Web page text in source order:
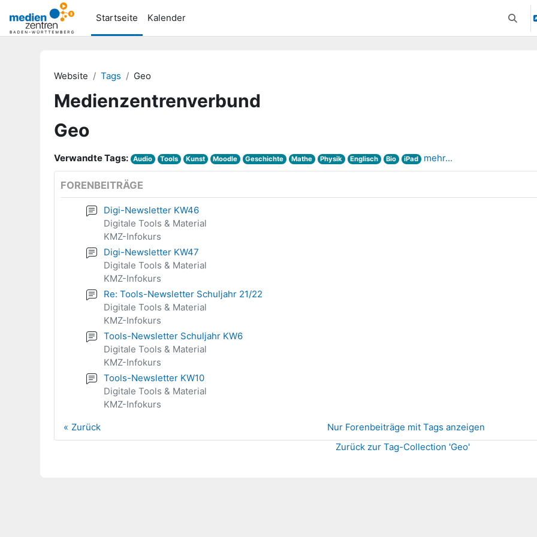
Zum Hauptinhalt
Startseite
Kalender
Website Tags Geo
Medienzentrenverbund
Geo
Verwandte Tags: Audio Tools Kunst Moodle Geschichte Mathe Physik Englisch Bio iPad mehr...
FORENBEITRÄGE
Digi-Newsletter KW46
Digitale Tools & Material
KMZ-Infokurs
Digi-Newsletter KW47
Digitale Tools & Material
KMZ-Infokurs
Re: Tools-Newsletter Schuljahr 21/22
Digitale Tools & Material
KMZ-Infokurs
Tools-Newsletter Schuljahr KW6
Digitale Tools & Material
KMZ-Infokurs
Tools-Newsletter KW10
Digitale Tools & Material
KMZ-Infokurs
Zurück
Nur Forenbeiträge mit Tags anzeigen
Zurück zur Tag-Collection 'Geo'